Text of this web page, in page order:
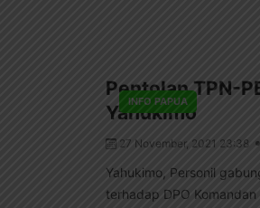
INFO PAPUA
Pentolan TPN-
Yahukimo
27 November, 2021 23:38
Yahukimo, Personil
terhadap DPO Komandan